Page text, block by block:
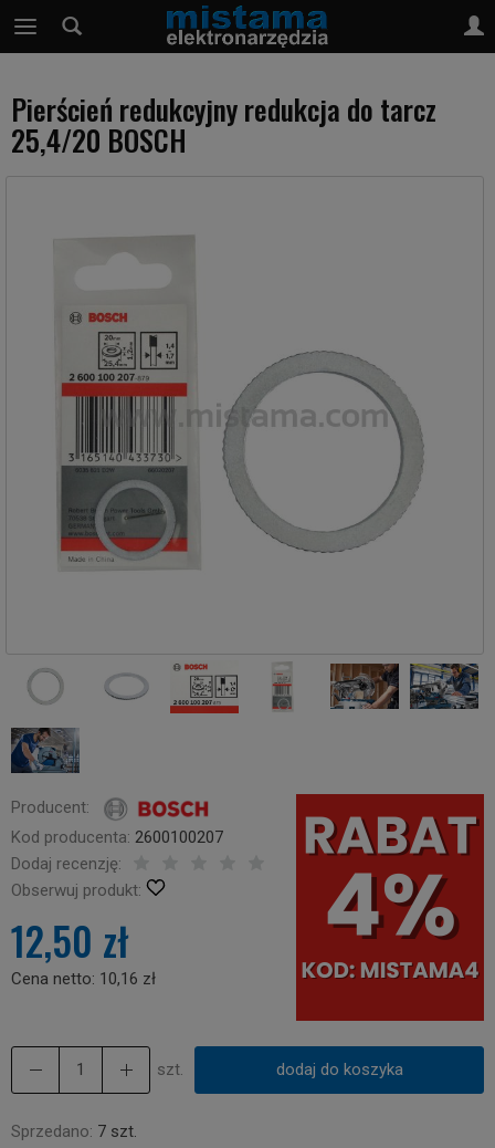
Pierścień redukcyjny redukcja do tarcz
25,4/20 BOSCH
Producent:
Kod producenta: 2600100207
Dodaj recenzję:
Obserwuj produkt:
12,50 zł
Cena netto: 10,16 zł
szt. dodaj do koszyka
Sprzedano: 7 szt.